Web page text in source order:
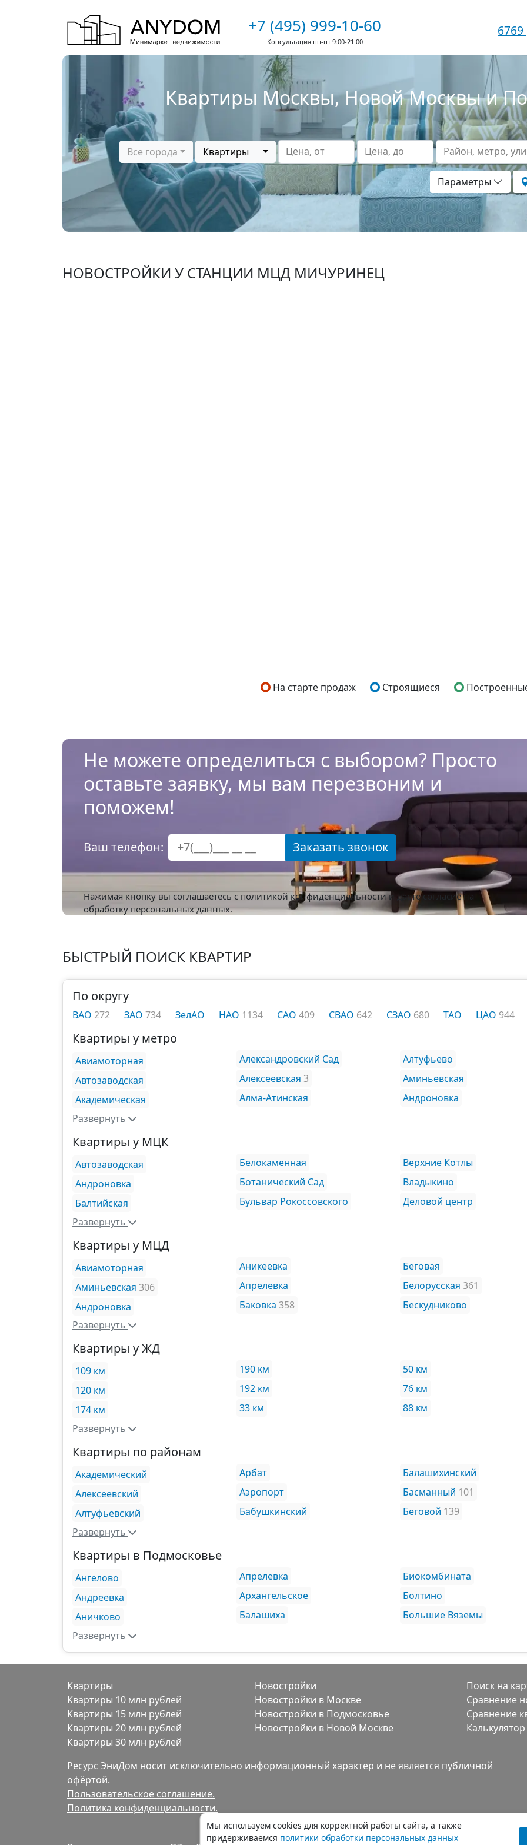
Мы используем cookies для корректной работы сайта, а также
придерживаемся политики обработки персональных данных
+7 (495) 999-10-60
Консультация пн-пт 9:00-21:00
6769
Квартиры Москвы, Новой Москвы и
Все города Квартиры Цена, от Цена, до Район, метро,
Параметры
НОВОСТРОЙКИ У СТАНЦИИ МЦД МИЧУРИНЕЦ
На старте продаж Строящиеся
Не можете определиться с выбором? Просто
оставьте заявку, мы вам перезвоним и
поможем!
Ваш телефон: Заказать звонок
Нажимая кнопку вы соглашаетесь с политикой конфиденциальностии даете согласие на
обработку персональных данных.
БЫСТРЫЙ ПОИСК КВАРТИР
По округу
ВАО 272 ЗАО 734 ЗелАО НАО 1134 САО 409 СВАО 642 СЗАО 680 ТАО ЦАО 944
Квартиры у метро
Авиамоторная
Автозаводская
Академическая
Александровский Сад
Алексеевская 3
Алма-Атинская
Алтуфьево
Аминьевская
Андроновка
Развернуть
Квартиры у МЦК
Автозаводская
Андроновка
Балтийская
Белокаменная
Ботанический Сад
Бульвар Рокоссовского
Верхние Котлы
Владыкино
Деловой центр
Развернуть
Квартиры у МЦД
Авиамоторная
Аминьевская 306
Андроновка
Аникеевка
Апрелевка
Баковка 358
Беговая
Белорусская 361
Бескудниково
Развернуть
Квартиры у ЖД
109 км
120 км
174 км
190 км
192 км
33 км
50 км
76 км
88 км
Развернуть
Квартиры по районам
Академический
Алексеевский
Алтуфьевский
Арбат
Аэропорт
Бабушкинский
Балашихинский
Басманный 101
Беговой 139
Развернуть
Квартиры в Подмосковье
Ангелово
Андреевка
Аничково
Апрелевка
Архангельское
Балашиха
Биокомбината
Болтино
Большие Вяземы
Развернуть
Квартиры
Квартиры 10 млн рублей
Квартиры 15 млн рублей
Квартиры 20 млн рублей
Квартиры 30 млн рублей
Новостройки
Новостройки в Москве
Новостройки в Подмосковье
Новостройки в Новой Москве
Поиск на
Сравнение
Сравнение
Калькулятор
Ресурс ЭниДом носит исключительно информационный характер и не является публичной
офёртой.
Пользовательское соглашение.
Политика конфиденциальности.